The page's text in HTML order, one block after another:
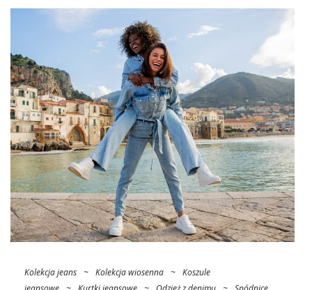
Kolekcja jeans ~ Kolekcja wiosenna ~ Koszule